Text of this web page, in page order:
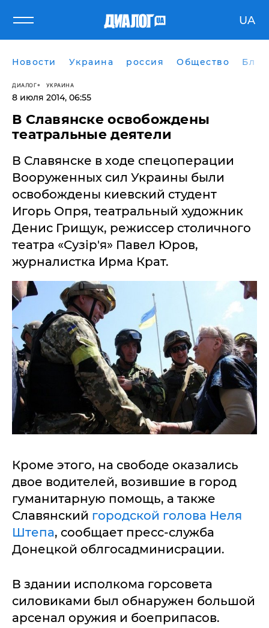
UA
Новости Украина россия Общество
ДИАЛОГ УКРАИНА
8 июля 2014, 06:55
В Славянске освобождены
театральные деятели
В Славянске в ходе спецоперации
Вооруженных сил Украины были
освобождены киевский студент
Игорь Опря, театральный художник
Денис Грищук, режиссер столичного
театра «Сузір'я» Павел Юров,
журналистка Ирма Крат.
Кроме этого, на свободе оказались
двое водителей, возившие в город
гуманитарную помощь, а также
Славянский городской голова Неля
Штепа, сообщает пресс-служба
Донецкой облгосадминисрации.
В здании исполкома горсовета
силовиками был обнаружен большой
арсенал оружия и боеприпасов.